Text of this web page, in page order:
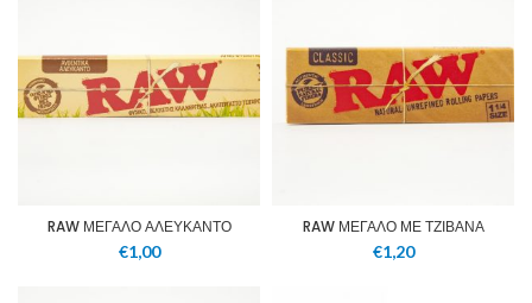
RAW ΜΕΓΑΛΟ ΑΛΕΥΚΑΝΤΟ
€1,00
RAW ΜΕΓΑΛΟ ΜΕ ΤΖΙΒΑΝΑ
€1,20